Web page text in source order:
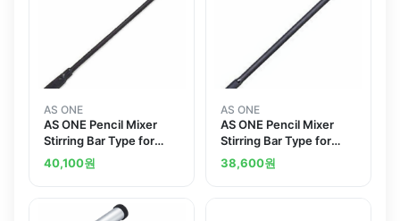
AS ONE
AS ONE Pencil Mixer
Stirring Bar Type for
Replacement
40,100원
AS ONE
AS ONE Pencil Mixer
Stirring Bar Type for
Replacement
38,600원